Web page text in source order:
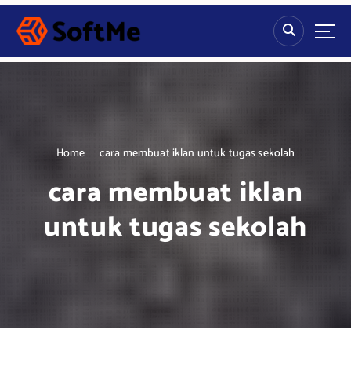
S
p
Home cara membuat iklan untuk tugas sekolah
cara membuat iklan
untuk tugas sekolah